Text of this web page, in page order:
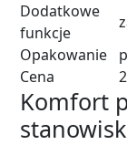
Dodatkowe
funkcje
Opakowanie
Cena
Komfort